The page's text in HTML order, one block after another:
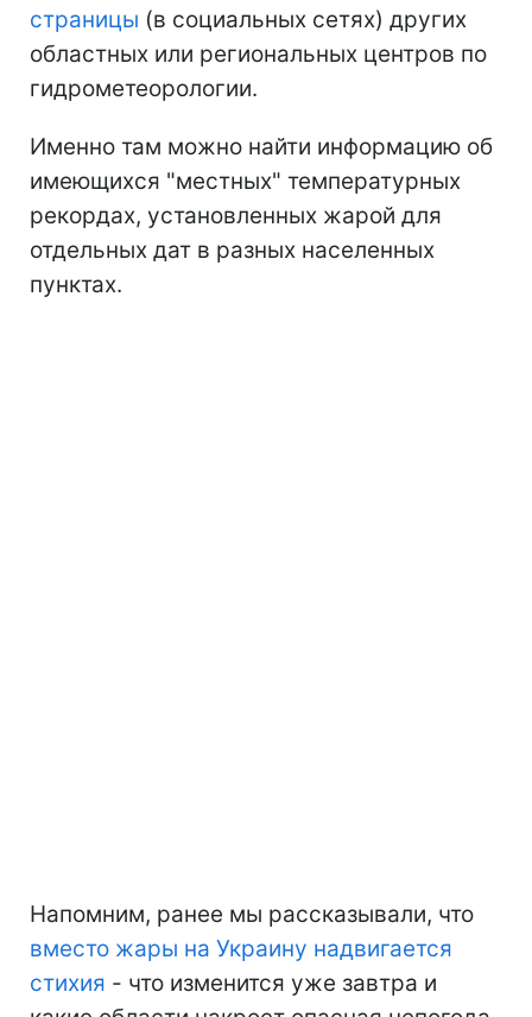
страницы (в социальных сетях) других
областных или региональных центров по
гидрометеорологии.
Именно там можно найти информацию об
имеющихся "местных" температурных
рекордах, установленных жарой для
отдельных дат в разных населенных
пунктах.
Напомним, ранее мы рассказывали, что
вместо жары на Украину надвигается
стихия - что изменится уже завтра и